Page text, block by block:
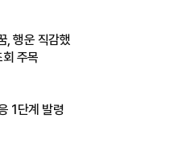
, 행운 직감했
주목
1단계 발령